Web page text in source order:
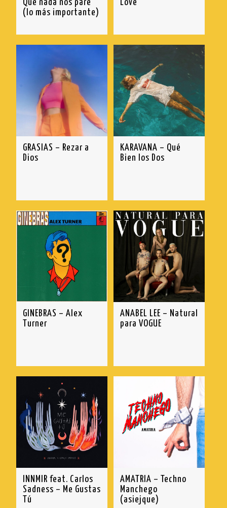
Que nada nos pare
(lo más importante)
Love
GRASIAS – Rezar a
Dios
KARAVANA – Qué
Bien los Dos
GINEBRAS – Alex
Turner
ANABEL LEE – Natural
para VOGUE
INNMIR feat. Carlos
Sadness – Me Gustas
Tú
AMATRIA – Techno
Manchego
(asiejque)